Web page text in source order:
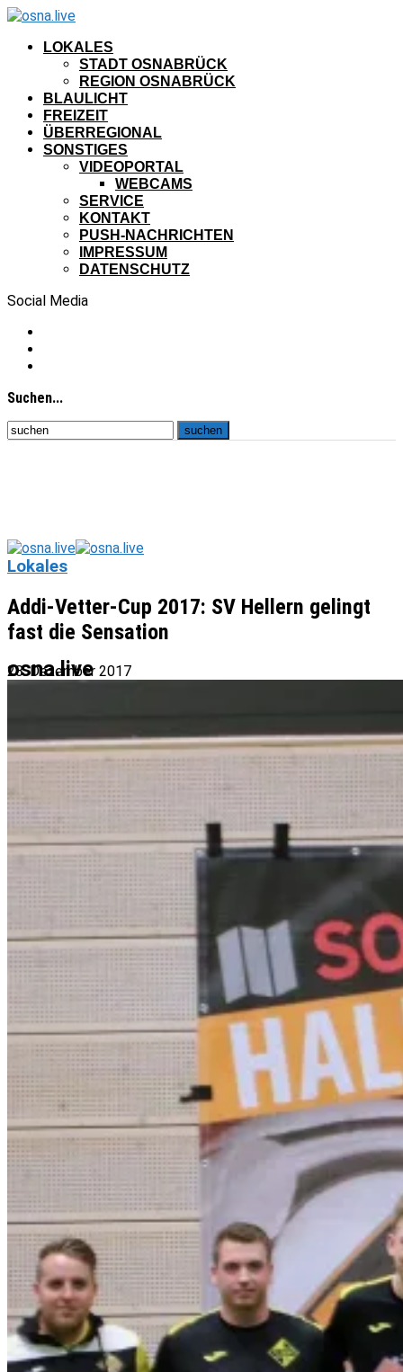
LOKALES
STADT OSNABRÜCK
REGION OSNABRÜCK
BLAULICHT
FREIZEIT
ÜBERREGIONAL
SONSTIGES
VIDEOPORTAL
WEBCAMS
SERVICE
KONTAKT
PUSH-NACHRICHTEN
IMPRESSUM
DATENSCHUTZ
Social Media
Suchen...
osna.live
Lokales
Addi-Vetter-Cup 2017: SV Hellern gelingt
fast die Sensation
28. Dezember 2017